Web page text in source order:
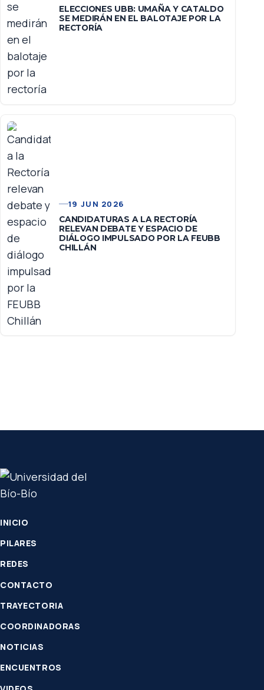
ELECCIONES UBB: UMAÑA Y CATALDO
SE MEDIRÁN EN EL BALOTAJE POR LA
RECTORÍA
19 JUN 2026
CANDIDATURAS A LA RECTORÍA
RELEVAN DEBATE Y ESPACIO DE
DIÁLOGO IMPULSADO POR LA FEUBB
CHILLÁN
INICIO
PILARES
REDES
CONTACTO
TRAYECTORIA
COORDINADORAS
NOTICIAS
ENCUENTROS